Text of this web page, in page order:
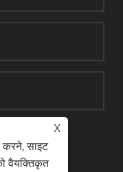
X
करने, साइट
वैयक्तिकृत